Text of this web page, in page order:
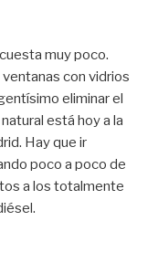
muy poco.
ventanas con vidrios
eliminar el
está hoy a la
Hay que ir
poco a poco de
a los totalmente